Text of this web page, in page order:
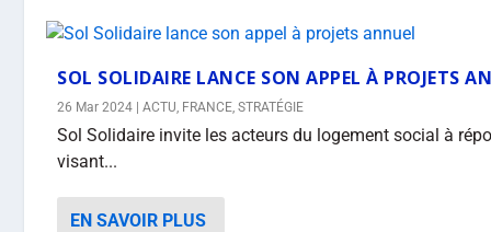
SOL SOLIDAIRE LANCE SON APPEL À PROJETS
26 Mar 2024 |ACTU, FRANCE,STRATÉGIE
Sol Solidaire invite les acteurs du logement social à
visant...
EN SAVOIR PLUS